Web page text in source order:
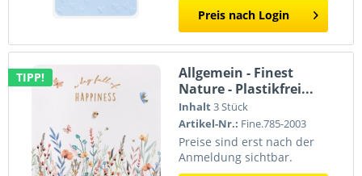
Preis nach Login
TIPP!
Allgemein - Finest
Nature - Plastikfrei...
Inhalt3 Stück
Artikel-Nr.: Fine.785-2003
Preise sind erst nach der
Anmeldung sichtbar.